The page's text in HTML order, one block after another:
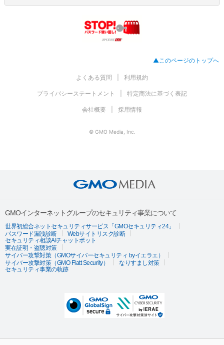
▲このページのトップへ
よくある質問 利用規約
プライバシーステートメント 特定商法に基づく表記
会社概要 採用情報
© GMO Media, Inc.
GMOインターネットグループのセキュリティ事業について
世界初総合ネットセキュリティサービス「GMOセキュリティ24」
パスワード漏洩診断
Webサイトリスク診断
セキュリティ相談AIチャットボット
実在証明・盗聴対策
サイバー攻撃対策（GMOサイバーセキュリティ byイエラエ）
サイバー攻撃対策（GMO Flatt Security）
なりすまし対策
セキュリティ事業の軌跡